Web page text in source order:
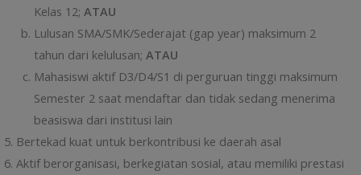
Kelas 12; ATAU
Lulusan SMA/SMK/Sederajat (gap year) maksimum 2
tahun dari kelulusan; ATAU
Mahasiswi aktif D3/D4/S1 di perguruan tinggi maksimum
Semester 2 saat mendaftar dan tidak sedang menerima
beasiswa dari institusi lain
Bertekad kuat untuk berkontribusi ke daerah asal
Aktif berorganisasi, berkegiatan sosial, atau memiliki prestasi